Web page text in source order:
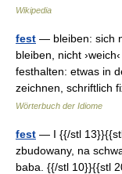
Wikipedia
fest — bleiben: sich
bleiben, nicht
festhalten: etwas in
zeichnen,
Wörterbuch der Idiome
fest — I {{/stl
zbudowany, na
baba. {{/stl 10}}{{stl